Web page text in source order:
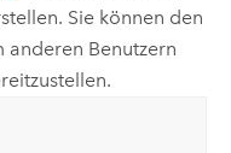
Sie können den
anderen Benutzern